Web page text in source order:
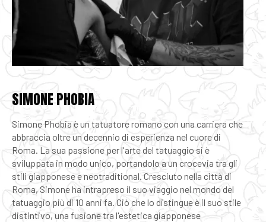
SIMONE PHOBIA
Simone Phobia è un tatuatore romano con una carriera che
abbraccia oltre un decennio di esperienza nel cuore di
Roma. La sua passione per l'arte del tatuaggio si è
sviluppata in modo unico, portandolo a un crocevia tra gli
stili giapponese e neotraditional. Cresciuto nella città di
Roma, Simone ha intrapreso il suo viaggio nel mondo del
tatuaggio più di 10 anni fa. Ciò che lo distingue è il suo stile
distintivo, una fusione tra l'estetica giapponese